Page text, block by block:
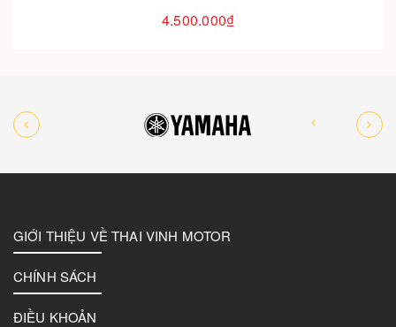
4.500.000₫
GIỚI THIỆU VỀ THAI VINH MOTOR
CHÍNH SÁCH
ĐIỀU KHOẢN